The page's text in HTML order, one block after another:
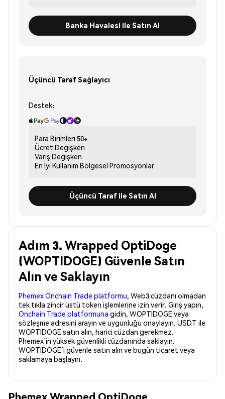
Banka Havalesi ile Satın Al
Üçüncü Taraf Sağlayıcı
Destek:
Para Birimleri 50+
Ücret Değişken
Varış Değişken
En İyi Kullanım Bölgesel Promosyonlar
Üçüncü Taraf ile Satın Al
Adım 3. Wrapped OptiDoge
(WOPTIDOGE) Güvenle Satın
Alın ve Saklayın
Phemex Onchain Trade platformu, Web3 cüzdanı olmadan
tek tıkla zincir üstü token işlemlerine izin verir. Giriş yapın,
Onchain Trade platformuna gidin, WOPTIDOGE veya
sözleşme adresini arayın ve uygunluğu onaylayın. USDT ile
WOPTIDOGE satın alın, harici cüzdan gerekmez.
Phemex’in yüksek güvenlikli cüzdanında saklayın.
WOPTIDOGE’i güvenle satın alın ve bugün ticaret veya
saklamaya başlayın.